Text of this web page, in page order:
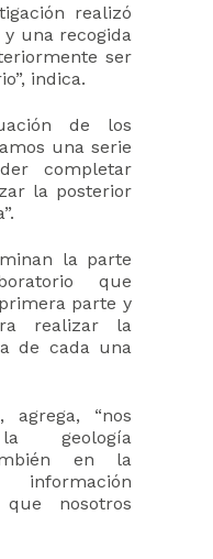
realizó
una recogida
ser
indica.
de los
una serie
completar
la posterior
la parte
que
parte y
realizar la
de cada una
agrega, “nos
geología
en la
nosotros